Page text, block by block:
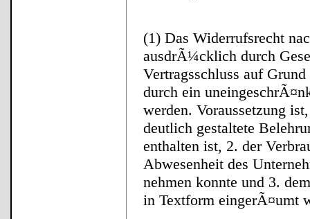
(1) Das Widerrufsrecht
ausdrÃ¼cklich durch
Vertragsschluss auf
durch ein
werden. Voraussetzung
deutlich gestaltete
enthalten ist, 2. der
Abwesenheit des
nehmen konnte und 3.
in Textform eingerÃ¤umt